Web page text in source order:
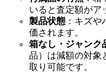
いると査定額がア
製品状態 ：キズ
価されます。
箱なし・ジャンク
品）は減額の対象
取り可能です。